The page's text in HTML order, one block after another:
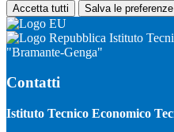
Accetta tutti Salva le preferenze
Istituto
"Bramante-Genga"
Contatti
Istituto Tecnico Economico